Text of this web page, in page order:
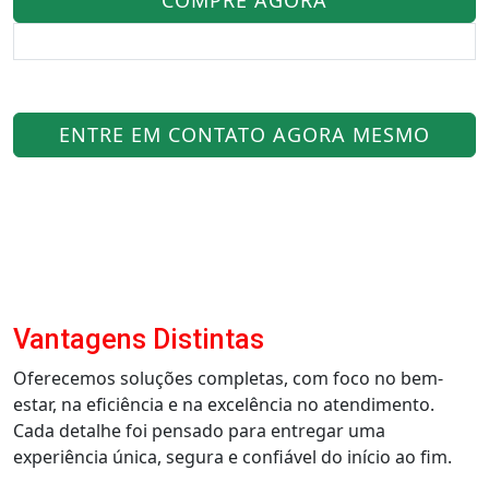
ENTRE EM CONTATO AGORA MESMO
Vantagens Distintas
Oferecemos soluções completas, com foco no bem-
estar, na eficiência e na excelência no atendimento.
Cada detalhe foi pensado para entregar uma
experiência única, segura e confiável do início ao fim.